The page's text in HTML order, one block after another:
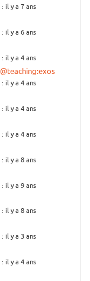
il y a 7 ans
il y a 6 ans
il y a 4 ans
@teaching:exos
il y a 4 ans
il y a 4 ans
il y a 4 ans
il y a 8 ans
il y a 9 ans
il y a 8 ans
il y a 3 ans
il y a 4 ans